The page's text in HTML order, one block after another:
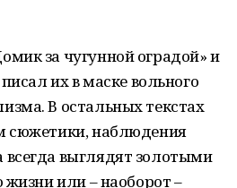
за чугунной оградой» и
их в маске вольного
В остальных текстах
сюжетики, наблюдения
всегда выглядят золотыми
жизни или – наоборот –